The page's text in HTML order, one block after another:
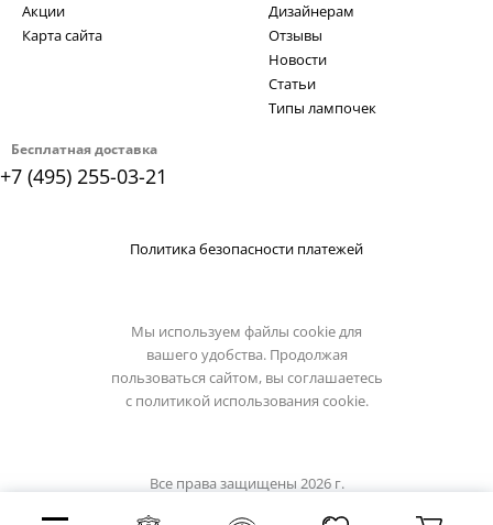
Бесплатная доставка
+7 (495) 255-03-21
Акции
Карта сайта
Дизайнерам
Отзывы
Новости
Статьи
Типы лампочек
Политика безопасности платежей
Мы используем файлы cookie для
вашего удобства. Продолжая
пользоваться сайтом, вы соглашаетесь
с политикой использования cookie.
Все права защищены 2026 г.